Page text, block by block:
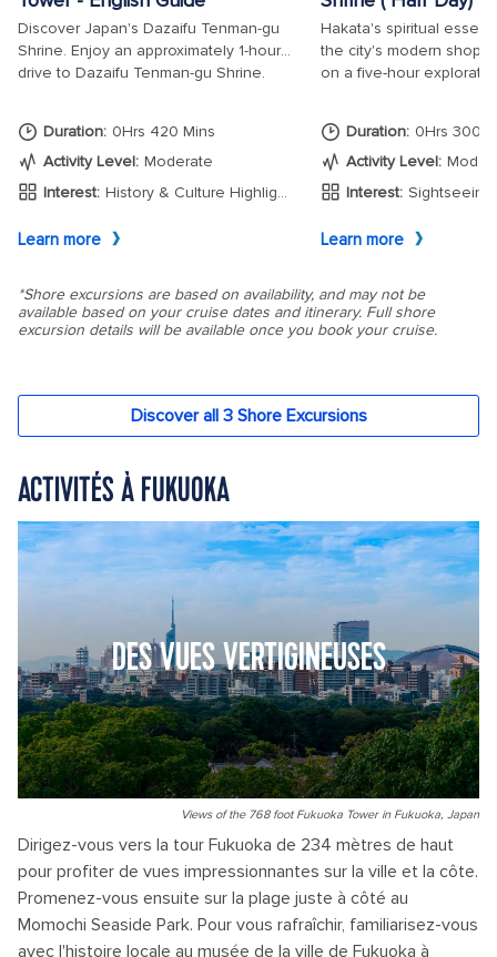
ACTIVITÉS À FUKUOKA
DES VUES VERTIGINEUSES
Views of the 768 foot Fukuoka Tower in Fukuoka, Japan
Dirigez-vous vers la tour Fukuoka de 234 mètres de haut
pour profiter de vues impressionnantes sur la ville et la côte.
Promenez-vous ensuite sur la plage juste à côté au
Momochi Seaside Park. Pour vous rafraîchir, familiarisez-vous
avec l'histoire locale au musée de la ville de Fukuoka à